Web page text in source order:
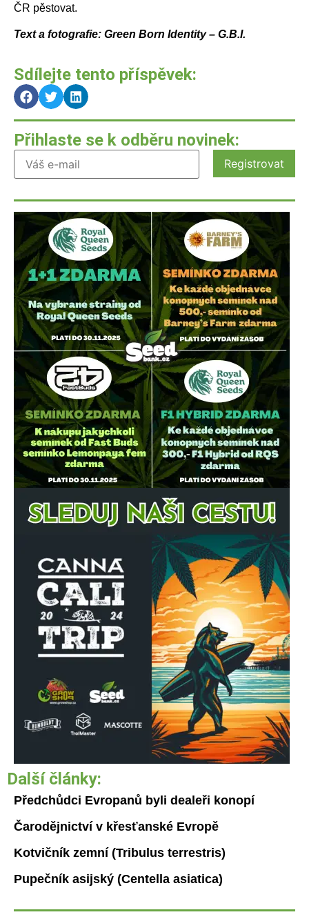
ČR pěstovat.
Text a fotografie: Green Born Identity – G.B.I.
Sdílejte tento příspěvek:
Přihlaste se k odběru novinek:
Další články:
Předchůdci Evropanů byli dealeři konopí
Čarodějnictví v křesťanské Evropě
Kotvičník zemní (Tribulus terrestris)
Pupečník asijský (Centella asiatica)